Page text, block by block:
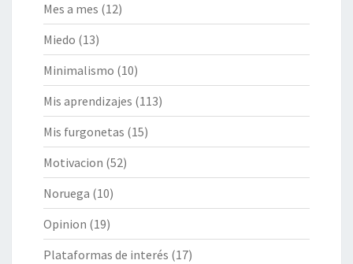
Mes a mes (12)
Miedo (13)
Minimalismo (10)
Mis aprendizajes (113)
Mis furgonetas (15)
Motivacion (52)
Noruega (10)
Opinion (19)
Plataformas de interés (17)